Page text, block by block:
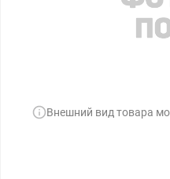
Внешний вид товара